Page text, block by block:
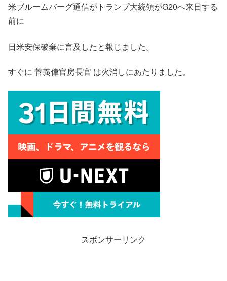
米ブルームバーグ通信がトランプ大統領がG20へ来日する
前に
日米安保破棄に言及したと報じました。
すぐに 菅義偉官房長官 は火消しにあたりました。
スポンサーリンク